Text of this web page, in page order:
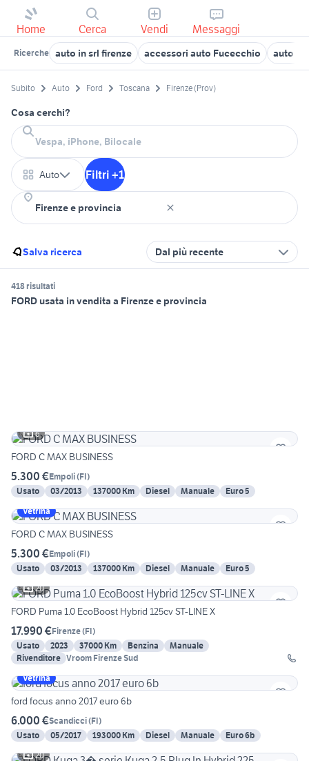
Home Cerca Vendi Messaggi
Ricerche auto in srl firenze accessori auto Fucecchio auto
Subito Auto Ford Toscana Firenze (Prov)
Cosa cerchi?
Auto Filtri +1
Salva ricerca Dal più recente
418 risultati
FORD usata in vendita a Firenze e provincia
6
FORD C MAX BUSINESS
5.300 €Empoli(FI)
Usato
03/2013 137000 Km Diesel Manuale
Euro 5
Vetrina
FORD C MAX BUSINESS
5.300 €Empoli(FI)
Usato
03/2013 137000 Km Diesel Manuale
Euro 5
20
FORD Puma 1.0 EcoBoost Hybrid 125cv ST-LINE X
17.990 €Firenze(FI)
Usato
2023 37000 Km Benzina
Manuale
Rivenditore Vroom Firenze Sud
Vetrina
ford focus anno 2017 euro 6b
6.000 €Scandicci(FI)
Usato
05/2017 193000 Km Diesel Manuale
Euro 6b
20